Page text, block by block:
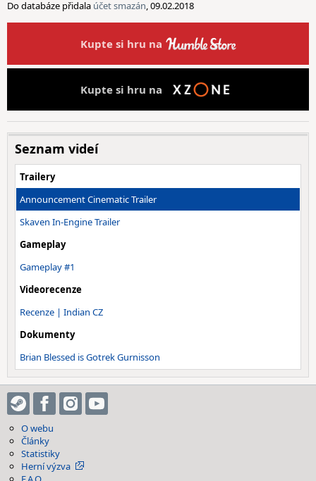
Do databáze přidala účet smazán, 09.02.2018
Kupte si hru na
Kupte si hru na
Seznam videí
Trailery
Announcement Cinematic Trailer
Skaven In-Engine Trailer
Gameplay
Gameplay #1
Videorecenze
Recenze | Indian CZ
Dokumenty
Brian Blessed is Gotrek Gurnisson
O webu
Články
Statistiky
Herní výzva